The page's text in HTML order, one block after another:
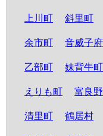
上川町 斜里町
余市町 音威子
乙部町 妹背牛町
えりも町 富良
清里町 鶴居村